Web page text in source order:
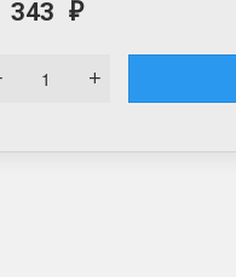
343 ₽